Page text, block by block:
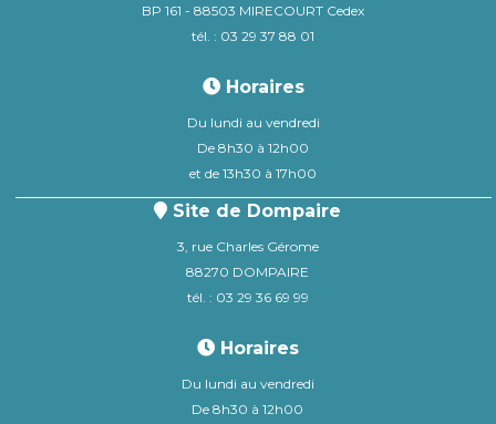
BP 161 - 88503 MIRECOURT Cedex
tél. : 03 29 37 88 01
Horaires
Du lundi au vendredi
De 8h30 à 12h00
et de 13h30 à 17h00
Site de Dompaire
3, rue Charles Gérome
88270 DOMPAIRE
tél. : 03 29 36 69 99
Horaires
Du lundi au vendredi
De 8h30 à 12h00